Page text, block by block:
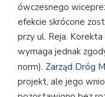
ówczesnego
efekcie skrócone
przy ul. Reja. Korekta
wymaga jednak
norm). Zarząd Dróg
projekt, ale jego